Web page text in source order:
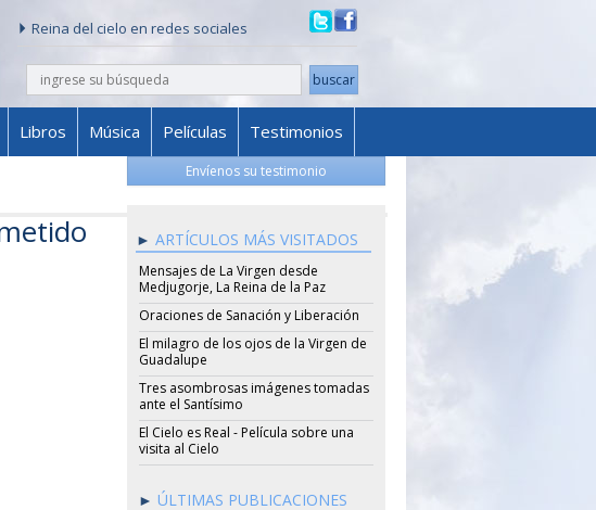
Reina del cielo en redes sociales
buscar
Libros Música Películas Testimonios
Envíenos su testimonio
ARTÍCULOS MÁS VISITADOS
Mensajes de La Virgen desde
Medjugorje, La Reina de la Paz
Oraciones de Sanación y Liberación
El milagro de los ojos de la Virgen de
Guadalupe
Tres asombrosas imágenes tomadas
ante el Santísimo
El Cielo es Real - Película sobre una
visita al Cielo
ÚLTIMAS PUBLICACIONES